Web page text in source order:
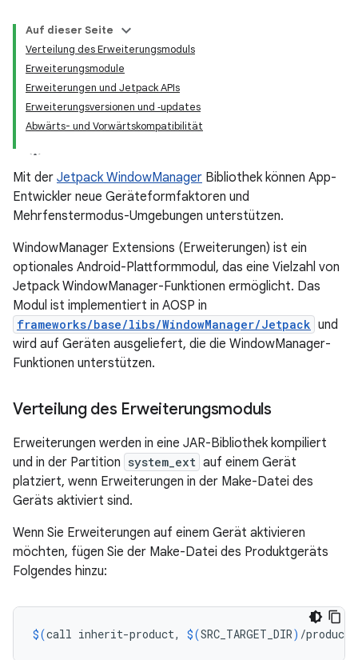
Auf dieser Seite
Verteilung des Erweiterungsmoduls
Erweiterungsmodule
Erweiterungen und Jetpack APIs
Erweiterungsversionen und ‑updates
Abwärts- und Vorwärtskompatibilität
Mit der Jetpack WindowManager Bibliothek können App-
Entwickler neue Geräteformfaktoren und
Mehrfenstermodus-Umgebungen unterstützen.
WindowManager Extensions (Erweiterungen) ist ein
optionales Android-Plattformmodul, das eine Vielzahl von
Jetpack WindowManager-Funktionen ermöglicht. Das
Modul ist implementiert in AOSP in
frameworks/base/libs/WindowManager/Jetpack und
wird auf Geräten ausgeliefert, die die WindowManager-
Funktionen unterstützen.
Verteilung des Erweiterungsmoduls
Erweiterungen werden in eine JAR-Bibliothek kompiliert
und in der Partition system_ext auf einem Gerät
platziert, wenn Erweiterungen in der Make-Datei des
Geräts aktiviert sind.
Wenn Sie Erweiterungen auf einem Gerät aktivieren
möchten, fügen Sie der Make-Datei des Produktgeräts
Folgendes hinzu:
$(call inherit-product, $(SRC_TARGET_DIR) /product/